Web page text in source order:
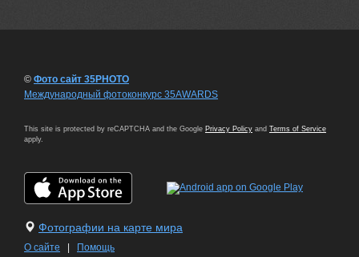
© Фото сайт 35PHOTO
Международный фотоконкурс 35AWARDS
This site is protected by reCAPTCHA and the Google Privacy Policy and Terms of Service
apply.
Фотографии на карте мира
О сайте Помощь